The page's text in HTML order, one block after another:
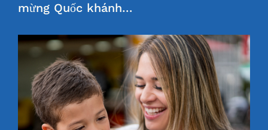
mừng Quốc khánh…